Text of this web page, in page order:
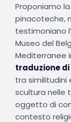
Proponiamo la
pinacoteche,
testimoniano
Museo del
Mediterranee
traduzione
tra similitudini
scultura nelle
oggetto di
contesto